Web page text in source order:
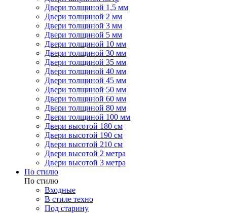
Двери толщиной 1,5 мм
Двери толщиной 2 мм
Двери толщиной 3 мм
Двери толщиной 5 мм
Двери толщиной 10 мм
Двери толщиной 30 мм
Двери толщиной 35 мм
Двери толщиной 40 мм
Двери толщиной 45 мм
Двери толщиной 50 мм
Двери толщиной 60 мм
Двери толщиной 80 мм
Двери толщиной 100 мм
Двери высотой 180 см
Двери высотой 190 см
Двери высотой 210 см
Двери высотой 2 метра
Двери высотой 3 метра
По стилю
По стилю
Входные
В стиле техно
Под старину